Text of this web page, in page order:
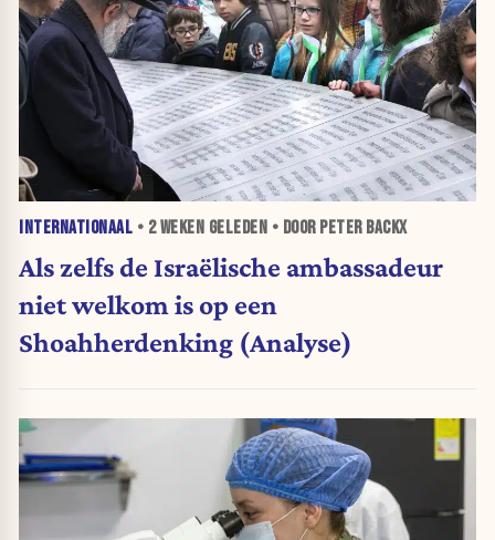
INTERNATIONAAL • 2 WEKEN GELEDEN • DOOR PETER BACKX
Als zelfs de Israëlische ambassadeur
niet welkom is op een
Shoahherdenking (Analyse)